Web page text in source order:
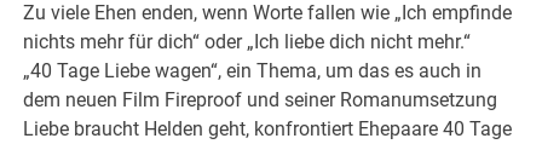
Zu viele Ehen enden, wenn Worte fallen wie „Ich empfinde
nichts mehr für dich“ oder „Ich liebe dich nicht mehr.“
„40 Tage Liebe wagen“, ein Thema, um das es auch in
dem neuen Film Fireproof und seiner Romanumsetzung
Liebe braucht Helden geht, konfrontiert Ehepaare 40 Tage